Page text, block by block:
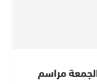
مراسم